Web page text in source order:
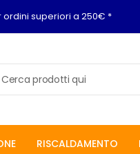
superiori a 250€ *
RISCALDAMENTO